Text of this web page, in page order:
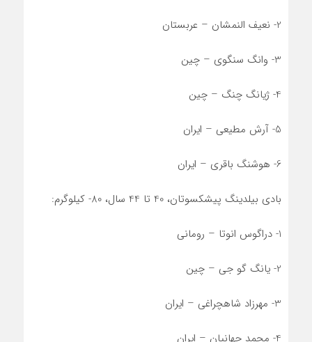
2- نعیف النمشان – عربستان
3- وانگ سنگوی – چین
4- ژیانگ چنگ – چین
5- آرش مطیعی – ایران
6- هوشنگ باقری – ایران
بادی بیلدینگ پیشکسوتان، 40 تا 44 سال، 80- کیلوگرم:
1- دراگوس انوتا – رومانی
2- یانگ گو جی – چین
3- مهرزاد شاهچراغی – ایران
4- محمد جهانیان – ایران